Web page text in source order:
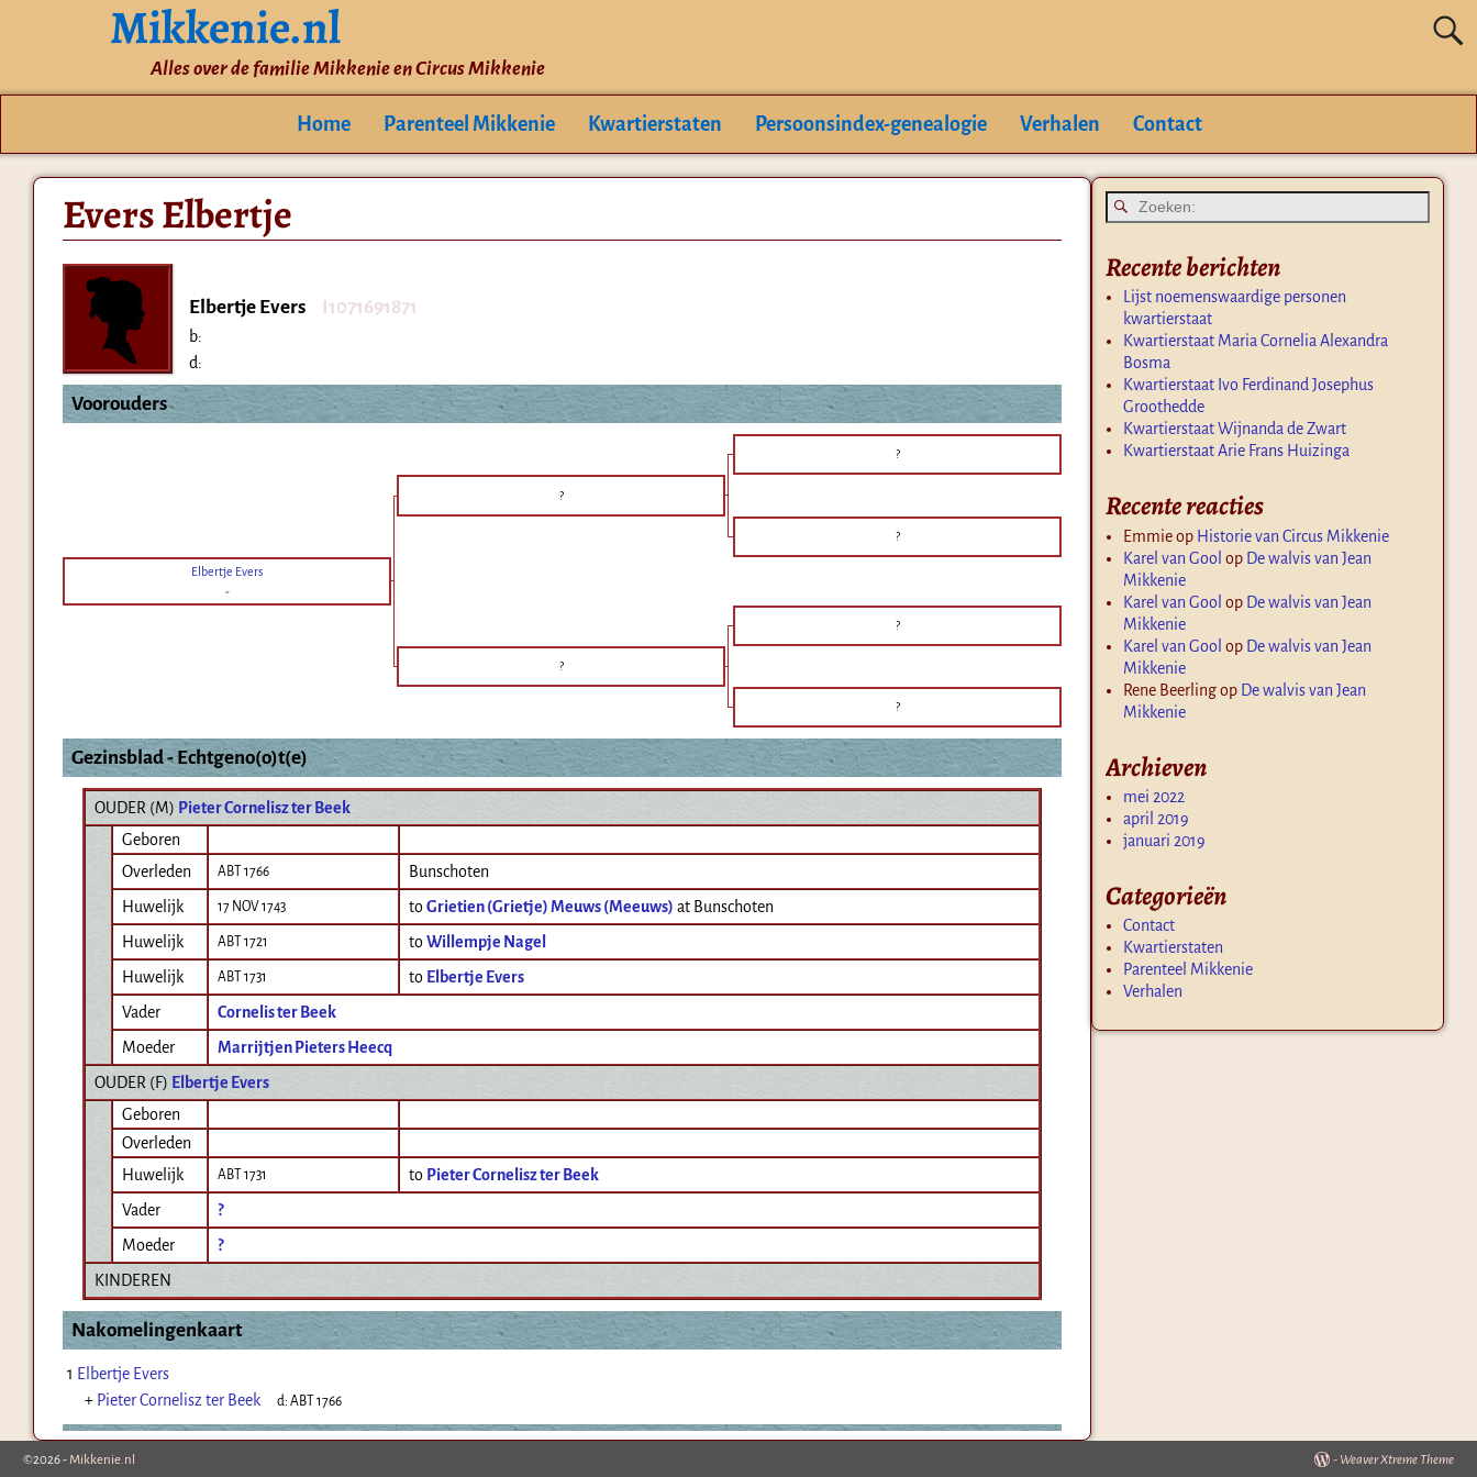
Mikkenie.nl
Alles over de familie Mikkenie en Circus Mikkenie
Home Parenteel Mikkenie Kwartierstaten Persoonsindex-genealogie Verhalen Contact
Evers Elbertje
Elbertje Evers I1071691871
b:
d:
Voorouders
?
?
?
Elbertje Evers
-
?
?
?
Gezinsblad - Echtgeno(o)t(e)
OUDER (M) Pieter Cornelisz ter Beek
Geboren
Overleden
ABT 1766
Bunschoten
Huwelijk
17 NOV 1743 toGrietien (Grietje) Meuws (Meeuws) at Bunschoten
Huwelijk
ABT 1721 toWillempje Nagel
Huwelijk
ABT 1731 to Elbertje Evers
Vader
Cornelis ter Beek
Moeder
Marrijtjen Pieters Heecq
OUDER (F) Elbertje Evers
Geboren
Overleden
Huwelijk
ABT 1731 to Pieter Cornelisz ter Beek
Vader
?
Moeder
?
KINDEREN
Nakomelingenkaart
1 Elbertje Evers
+ Pieter Cornelisz ter Beek d: ABT 1766
Recente berichten
Lijst noemenswaardige personen
kwartierstaat
Kwartierstaat Maria Cornelia Alexandra
Bosma
Kwartierstaat Ivo Ferdinand Josephus
Groothedde
Kwartierstaat Wijnanda de Zwart
Kwartierstaat Arie Frans Huizinga
Recente reacties
Emmieop Historie van Circus Mikkenie
Karel van Gool op De walvis van Jean
Mikkenie
Karel van Gool op De walvis van Jean
Mikkenie
Karel van Gool op De walvis van Jean
Mikkenie
Rene Beerlingop De walvis van Jean
Mikkenie
Archieven
mei 2022
april 2019
januari 2019
Categorieën
Contact
Kwartierstaten
Parenteel Mikkenie
Verhalen
©2026 -Mikkenie.nl - Weaver Xtreme Theme